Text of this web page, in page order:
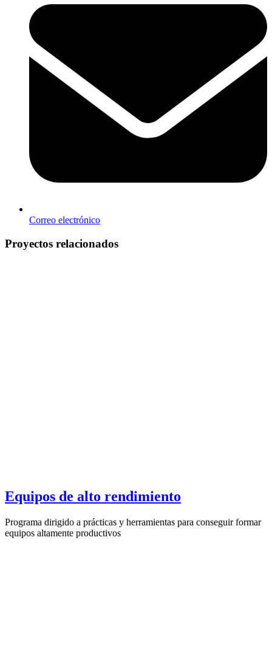
Correo electrónico
Proyectos relacionados
Equipos de alto rendimiento
Programa dirigido a prácticas y herramientas para conseguir formar
equipos altamente productivos